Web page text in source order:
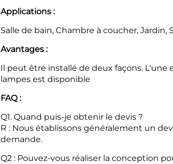
Applications :
Salle de bain, Chambre à coucher, Jardin,
Avantages :
Il peut être installé de deux façons. L'une
lampes est disponible
FAQ :
Q1. Quand puis-je obtenir le devis ?
R : Nous établissons généralement un
demande.
Q2 : Pouvez-vous réaliser la conception